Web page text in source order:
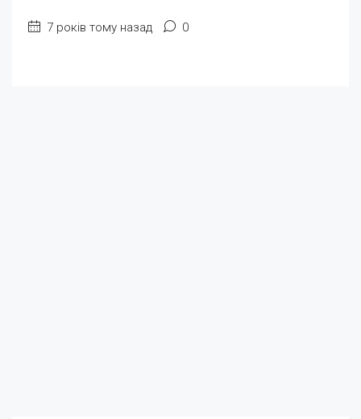
7 років тому назад 0